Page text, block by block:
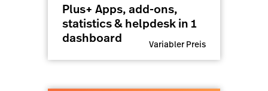
Plus+ Apps, add-ons,
statistics & helpdesk in 1
dashboard
Variabler Preis